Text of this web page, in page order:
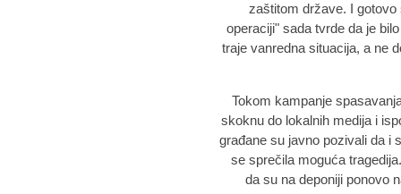
zaštitom države. I gotovo
operaciji" sada tvrde da je
traje vanredna situacija, a ne
Tokom kampanje
skoknu do lokalnih medija i
građane su javno pozivali da i
se sprečila moguća
da su na deponiji ponovo